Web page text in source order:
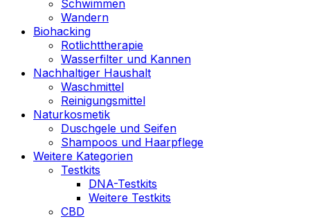
Schwimmen
Wandern
Biohacking
Rotlichttherapie
Wasserfilter und Kannen
Nachhaltiger Haushalt
Waschmittel
Reinigungsmittel
Naturkosmetik
Duschgele und Seifen
Shampoos und Haarpflege
Weitere Kategorien
Testkits
DNA-Testkits
Weitere Testkits
CBD